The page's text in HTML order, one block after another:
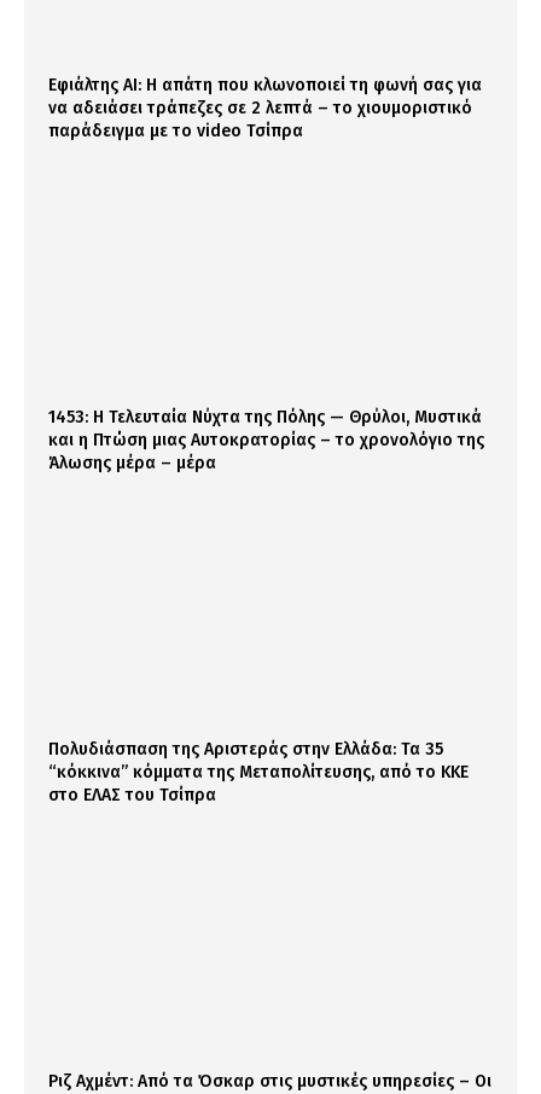
Εφιάλτης AI: Η απάτη που κλωνοποιεί τη φωνή σας για
να αδειάσει τράπεζες σε 2 λεπτά – το χιουμοριστικό
παράδειγμα με το video Τσίπρα
1453: Η Τελευταία Νύχτα της Πόλης — Θρύλοι, Μυστικά
και η Πτώση μιας Αυτοκρατορίας – το χρονολόγιο της
Άλωσης μέρα – μέρα
Πολυδιάσπαση της Αριστεράς στην Ελλάδα: Τα 35
“κόκκινα” κόμματα της Μεταπολίτευσης, από το ΚΚΕ
στο ΕΛΑΣ του Τσίπρα
Ριζ Αχμέντ: Από τα Όσκαρ στις μυστικές υπηρεσίες – Οι